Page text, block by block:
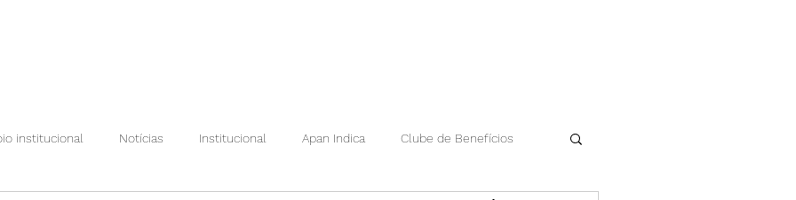
institucional Notícias Institucional Apan Indica Clube de Benefícios